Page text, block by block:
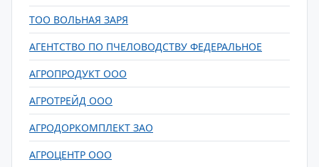
ТОО ВОЛЬНАЯ ЗАРЯ
АГЕНТСТВО ПО ПЧЕЛОВОДСТВУ ФЕДЕРАЛЬНОЕ
АГРОПРОДУКТ ООО
АГРОТРЕЙД ООО
АГРОДОРКОМПЛЕКТ ЗАО
АГРОЦЕНТР ООО